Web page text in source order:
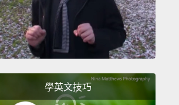
can see, this gives us many
reddish brown to light
程度。換句話說，就是色彩較黯
學英文技巧